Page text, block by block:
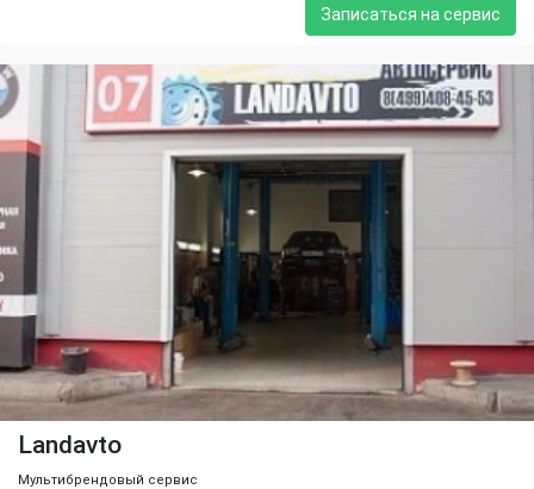
Записаться на сервис
Landavto
Мультибрендовый сервис